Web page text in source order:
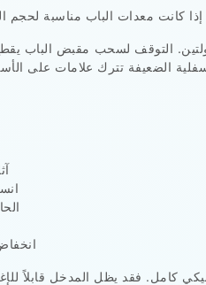
التوقف لسحب مقبض الباب